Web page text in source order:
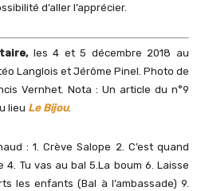
d’aller l’apprécier.
les 4 et 5 décembre 2018 au
Langlois et Jérôme Pinel. Photo de
Vernhet. Nota : Un article du n°9
lieu Le Bijou.
: 1. Crève Salope 2. C’est quand
4. Tu vas au bal 5.La boum 6. Laisse
les enfants (Bal à l’ambassade) 9.